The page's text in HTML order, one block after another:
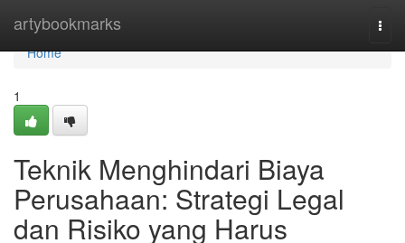
artybookmarks
Home
Home
1
Teknik Menghindari Biaya
Perusahaan: Strategi Legal
dan Risiko yang Harus